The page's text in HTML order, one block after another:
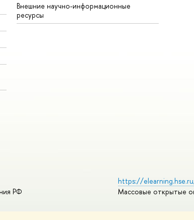
Внешние научно-информационные
ресурсы
РФ
https://
Массовые открытые